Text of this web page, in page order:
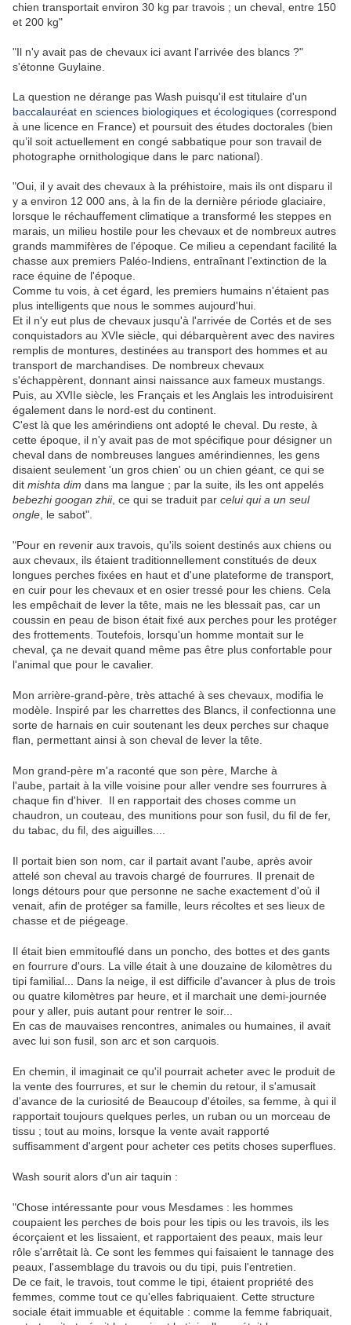
chien transportait environ 30 kg par travois ; un cheval, entre 150
et 200 kg"
"Il n'y avait pas de chevaux ici avant l'arrivée des blancs ?"
s'étonne Guylaine.
La question ne dérange pas Wash puisqu'il est titulaire d'un
baccalauréat en sciences biologiques et écologiques (correspond
à une licence en France) et poursuit des études doctorales (bien
qu’il soit actuellement en congé sabbatique pour son travail de
photographe ornithologique dans le parc national).
"Oui, il y avait des chevaux à la préhistoire, mais ils ont disparu il
y a environ 12 000 ans, à la fin de la dernière période glaciaire,
lorsque le réchauffement climatique a transformé les steppes en
marais, un milieu hostile pour les chevaux et de nombreux autres
grands mammifères de l'époque. Ce milieu a cependant facilité la
chasse aux premiers Paléo-Indiens, entraînant l'extinction de la
race équine de l'époque.
Comme tu vois, à cet égard, les premiers humains n'étaient pas
plus intelligents que nous le sommes aujourd'hui.
Et il n'y eut plus de chevaux jusqu'à l'arrivée de Cortés et de ses
conquistadors au XVIe siècle, qui débarquèrent avec des navires
remplis de montures, destinées au transport des hommes et au
transport de marchandises. De nombreux chevaux
s'échappèrent, donnant ainsi naissance aux fameux mustangs.
Puis, au XVIIe siècle, les Français et les Anglais les introduisirent
également dans le nord-est du continent.
C'est là que les amérindiens ont adopté le cheval. Du reste, à
cette époque, il n'y avait pas de mot spécifique pour désigner un
cheval dans de nombreuses langues amérindiennes, les gens
disaient seulement 'un gros chien' ou un chien géant, ce qui se
dit mishta dim dans ma langue ; par la suite, ils les ont appelés
bebezhi googan zhii, ce qui se traduit par celui qui a un seul
ongle , le sabot".
"Pour en revenir aux travois, qu'ils soient destinés aux chiens ou
aux chevaux, ils étaient traditionnellement constitués de deux
longues perches fixées en haut et d'une plateforme de transport,
en cuir pour les chevaux et en osier tressé pour les chiens. Cela
les empêchait de lever la tête, mais ne les blessait pas, car un
coussin en peau de bison était fixé aux perches pour les protéger
des frottements. Toutefois, lorsqu'un homme montait sur le
cheval, ça ne devait quand même pas être plus confortable pour
l'animal que pour le cavalier.
Mon arrière-grand-père, très attaché à ses chevaux, modifia le
modèle. Inspiré par les charrettes des Blancs, il confectionna une
sorte de harnais en cuir soutenant les deux perches sur chaque
flan, permettant ainsi à son cheval de lever la tête.
Mon grand-père m'a raconté que son père, Marche à
l'aube, partait à la ville voisine pour aller vendre ses fourrures à
chaque fin d'hiver. Il en rapportait des choses comme un
chaudron, un couteau, des munitions pour son fusil, du fil de fer,
du tabac, du fil, des aiguilles....
Il portait bien son nom, car il partait avant l'aube, après avoir
attelé son cheval au travois chargé de fourrures. Il prenait de
longs détours pour que personne ne sache exactement d'où il
venait, afin de protéger sa famille, leurs récoltes et ses lieux de
chasse et de piégeage.
Il était bien emmitouflé dans un poncho, des bottes et des gants
en fourrure d'ours. La ville était à une douzaine de kilomètres du
tipi familial... Dans la neige, il est difficile d'avancer à plus de trois
ou quatre kilomètres par heure, et il marchait une demi-journée
pour y aller, puis autant pour rentrer le soir...
En cas de mauvaises rencontres, animales ou humaines, il avait
avec lui son fusil, son arc et son carquois.
En chemin, il imaginait ce qu'il pourrait acheter avec le produit de
la vente des fourrures, et sur le chemin du retour, il s'amusait
d'avance de la curiosité de Beaucoup d'étoiles, sa femme, à qui il
rapportait toujours quelques perles, un ruban ou un morceau de
tissu ; tout au moins, lorsque la vente avait rapporté
suffisamment d'argent pour acheter ces petits choses superflues.
Wash sourit alors d'un air taquin :
"Chose intéressante pour vous Mesdames : les hommes
coupaient les perches de bois pour les tipis ou les travois, ils les
écorçaient et les lissaient, et rapportaient des peaux, mais leur
rôle s'arrêtait là. Ce sont les femmes qui faisaient le tannage des
peaux, l'assemblage du travois ou du tipi, puis l'entretien.
De ce fait, le travois, tout comme le tipi, étaient propriété des
femmes, comme tout ce qu'elles fabriquaient. Cette structure
sociale était immuable et équitable : comme la femme fabriquait,